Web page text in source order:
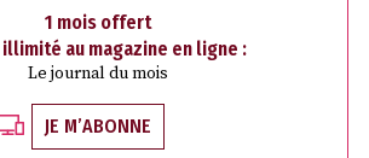
1 mois offert
illimité au magazine en ligne :
Le journal du mois
JE M’ABONNE